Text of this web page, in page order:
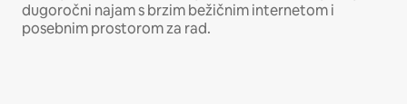
dugoročni najam s brzim bežičnim internetom i
posebnim prostorom za rad.